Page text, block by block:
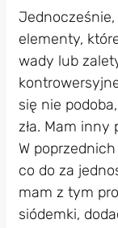
Jednocześnie,
elementy,
wady lub
się nie
zła. Mam
W
co do za
mam z tym
siódemki,